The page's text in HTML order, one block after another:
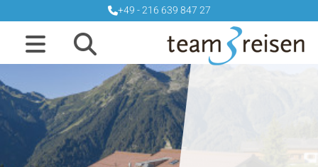
+49 - 216 639 847 27